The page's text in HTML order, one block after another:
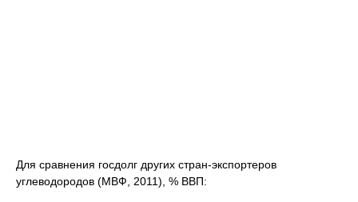
Для сравнения госдолг других стран-экспортеров
углеводородов (МВФ, 2011), % ВВП: